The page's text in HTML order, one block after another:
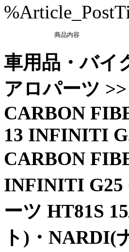
商品内容
車用品・バイ
アロパーツ
CARBON
13 INFINITI
CARBON
INFINITI G25
ーツ HT81S
ト)・NARDI(